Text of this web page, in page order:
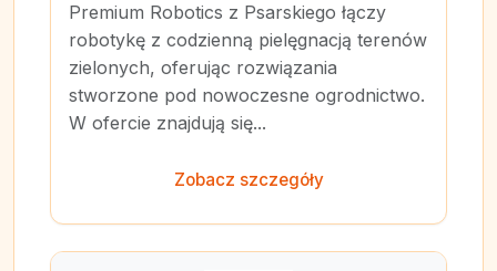
Premium Robotics z Psarskiego łączy
robotykę z codzienną pielęgnacją terenów
zielonych, oferując rozwiązania
stworzone pod nowoczesne ogrodnictwo.
W ofercie znajdują się...
Zobacz szczegóły